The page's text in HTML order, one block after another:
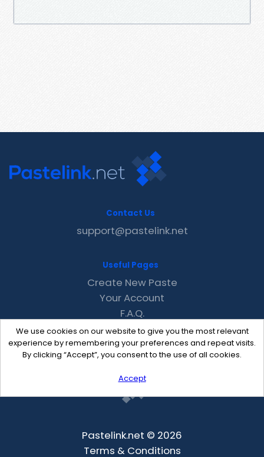
We use cookies on our website to give you the most relevant
experience by remembering your preferences and repeat visits.
By clicking “Accept”, you consent to the use of all cookies.
Accept
Contact Us
support@pastelink.net
Useful Pages
Create New Paste
Your Account
F.A.Q.
Recent
Contact
Pastelink.net © 2026
Terms & Conditions